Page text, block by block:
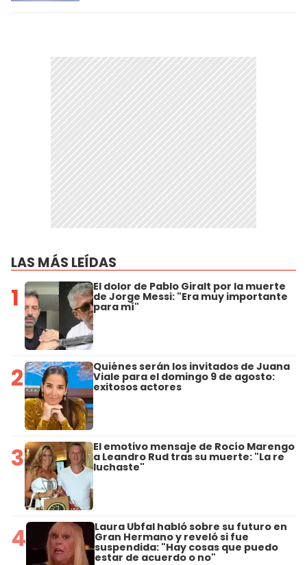
LAS MÁS LEÍDAS
1 El dolor de Pablo Giralt por la muerte
de Jorge Messi: "Era muy importante
para mí"
2 Quiénes serán los invitados de Juana
Viale para el domingo 9 de agosto:
exitosos actores
3 El emotivo mensaje de Rocío Marengo
a Leandro Rud tras su muerte: "La re
luchaste"
4 Laura Ubfal habló sobre su futuro en
Gran Hermano y reveló si fue
suspendida: "Hay cosas que puedo
estar de acuerdo o no"